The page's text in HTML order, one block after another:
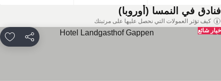
في النمسا (أوروبا)
كيف تؤثر العمولات التي نحصل عليها على مرتبتك
مشاركة
شائع